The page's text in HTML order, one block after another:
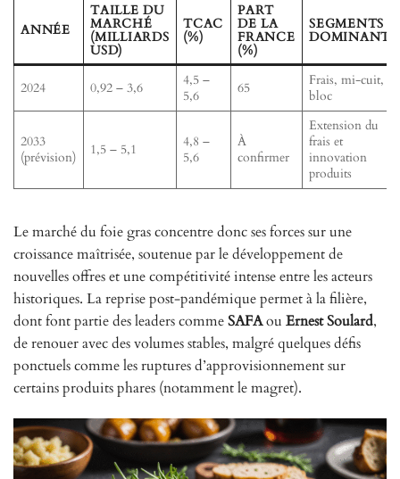
ANNÉE
TAILLE DU
MARCHÉ
(MILLIARDS
USD)
TCAC
(%)
PART
DE LA
FRANCE
(%)
SEGMENTS
DOMINANTS
2024 0,92 – 3,6
4,5 –
5,6
65
Frais, mi-cuit,
bloc
2033
(prévision)
1,5 – 5,1
4,8 –
5,6
À
confirmer
Extension du
frais et
innovation
produits
Le marché du foie gras concentre donc ses forces sur une
croissance maîtrisée, soutenue par le développement de
nouvelles offres et une compétitivité intense entre les acteurs
historiques. La reprise post-pandémique permet à la filière,
dont font partie des leaders commeSAFAou Ernest Soulard,
de renouer avec des volumes stables, malgré quelques défis
ponctuels comme les ruptures d’approvisionnement sur
certains produits phares (notamment le magret).